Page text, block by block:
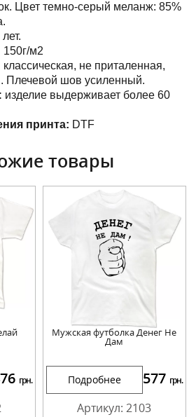
Цвет темно-серый меланж: 85%
150г/м2
классическая, не приталенная,
Плечевой шов усиленный.
изделие выдерживает более 60
принта: DTF
товары
грн.
Мужская футболка Денег Не
Дам
Подробнее 577 грн.
Артикул: 2103